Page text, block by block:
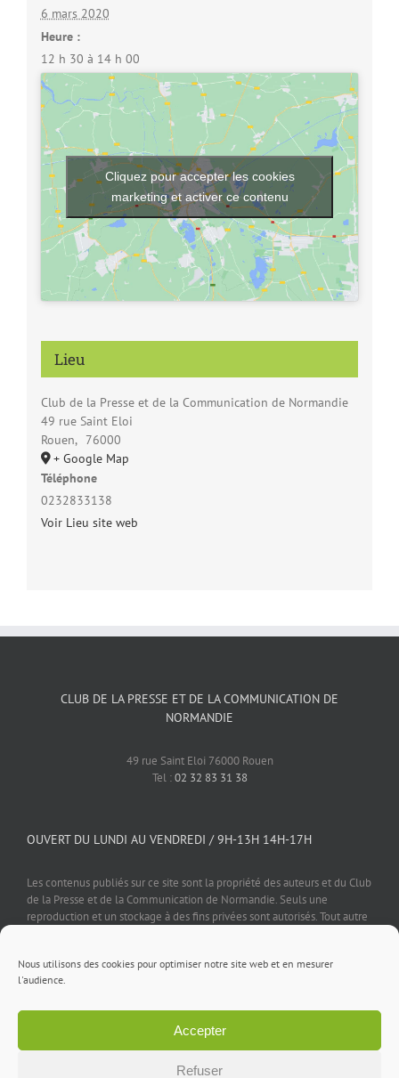
Nous utilisons des cookies pour optimiser notre site web et en mesurer
l'audience.
Accepter
Refuser
6 mars 2020
Heure :
12 h 30 à 14 h 00
Lieu
Club de la Presse et de la Communication de Normandie
49 rue Saint Eloi
Rouen, 76000
+ Google Map
Téléphone
0232833138
Voir Lieu site web
Cliquez pour accepter les cookies
marketing et activer ce contenu
CLUB DE LA PRESSE ET DE LA COMMUNICATION DE
NORMANDIE
49 rue Saint Eloi 76000 Rouen
Tel :02 32 83 31 38
OUVERT DU LUNDI AU VENDREDI / 9H-13H 14H-17H
Les contenus publiés sur ce site sont la propriété des auteurs et du Club
de la Presse et de la Communication de Normandie. Seuls une
reproduction et un stockage à des fins privées sont autorisés. Tout autre